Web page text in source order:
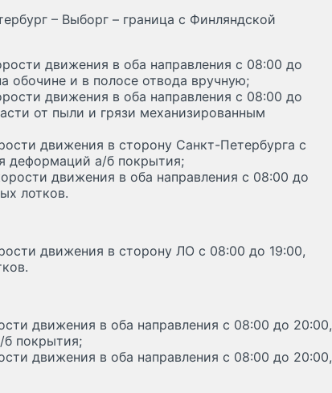
– Выборг – граница с Финляндской
движения в оба направления с 08:00 до
обочине и в полосе отвода вручную;
движения в оба направления с 08:00 до
от пыли и грязи механизированным
движения в сторону Санкт-Петербурга с
деформаций а/б покрытия;
движения в оба направления с 08:00 до
лотков.
движения в сторону ЛО с 08:00 до 19:00,
движения в оба направления с 08:00 до 20:00,
покрытия;
движения в оба направления с 08:00 до 20:00,